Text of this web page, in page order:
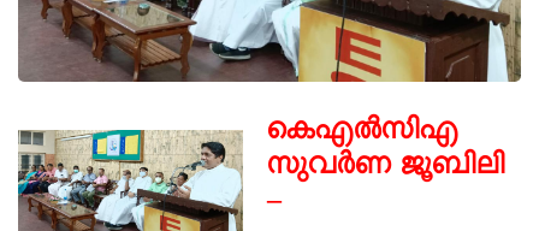
കെഎൽസിഎ
സുവർണ ജൂബിലി
–